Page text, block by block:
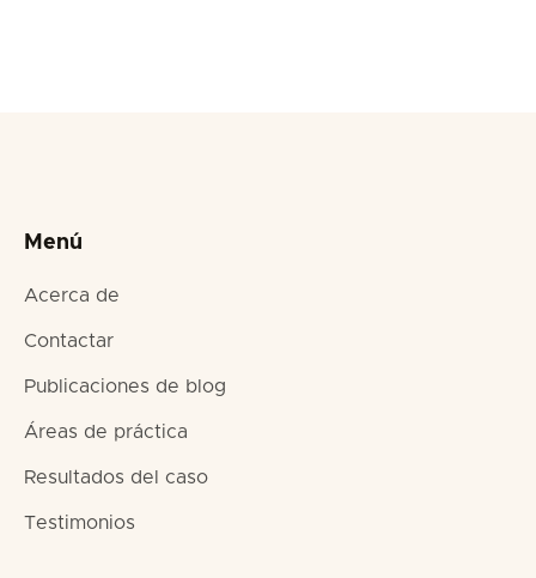
Menú
Acerca de
Contactar
Publicaciones de blog
Áreas de práctica
Resultados del caso
Testimonios